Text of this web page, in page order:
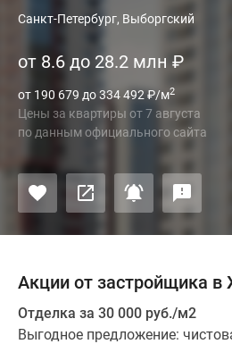
Санкт-Петербург, Выборгский
от 8.6 до 28.2 млн ₽
от 190 679 до 334 492₽/м2
Цены за квартиры от7 августа
по данным официального сайта
Акции от застройщика
Отделка за 30 000 руб./м2
Выгодное предложение: